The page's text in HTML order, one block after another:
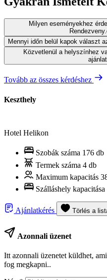
Milyen eseményekhez
Mennyi időn belül kapok választ
Közvetlenül a helyszínhez
Tovább az összes kérdéshez
Keszthely
Hotel Helikon
Szobák száma 176 db
Termek száma 4 db
Maximum kapacitás
Szálláshely kapacitása
Ajánlatkérés Törlés a
Azonnali üzenet
Itt azonnali üzenetet küldhet,
fog megkapni..